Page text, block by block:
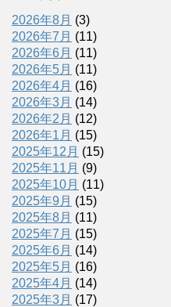
2026年8月 (3)
2026年7月 (11)
2026年6月 (11)
2026年5月 (11)
2026年4月 (16)
2026年3月 (14)
2026年2月 (12)
2026年1月 (15)
2025年12月 (15)
2025年11月 (9)
2025年10月 (11)
2025年9月 (15)
2025年8月 (11)
2025年7月 (15)
2025年6月 (14)
2025年5月 (16)
2025年4月 (14)
2025年3月 (17)